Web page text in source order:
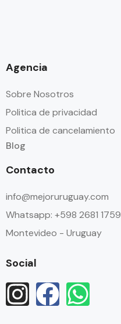
Agencia
Sobre Nosotros
Politica de privacidad
Politica de cancelamiento
Blog
Contacto
info@mejoruruguay.com
Whatsapp: +598 2681 1759
Montevideo - Uruguay
Social